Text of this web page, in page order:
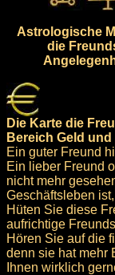
Astrologische
die
Die Karte die
Bereich Geld
Ein guter Freund
Ein lieber Freund
nicht mehr
Geschäftsleben
Hüten Sie diese
aufrichtige
Hören Sie auf die
denn sie hat mehr
Ihnen wirklich